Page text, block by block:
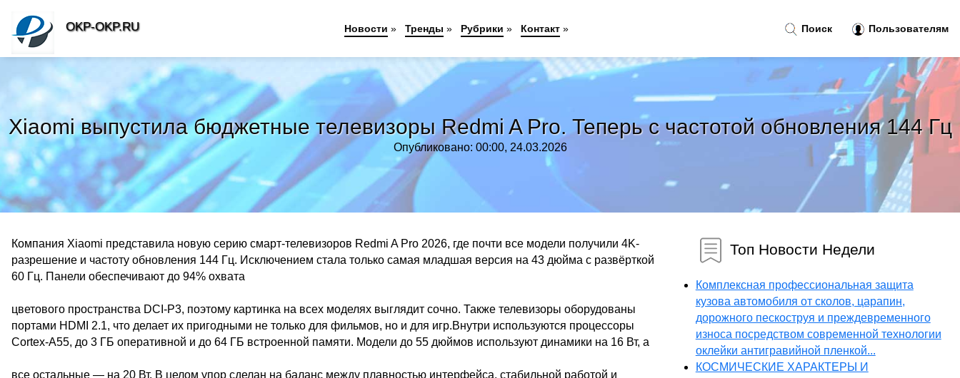
Xiaomi выпустила бюджетные телевизоры Redmi A Pro. Теперь с частотой обновления 144 Гц
Опубликовано: 00:00, 24.03.2026
Компания Xiaomi представила новую серию смарт-телевизоров Redmi A Pro 2026, где почти все модели получили 4K-
разрешение и частоту обновления 144 Гц. Исключением стала только самая младшая версия на 43 дюйма с развёрткой
60 Гц. Панели обеспечивают до 94% охвата
цветового пространства DCI-P3, поэтому картинка на всех моделях выглядит сочно. Также телевизоры оборудованы
портами HDMI 2.1, что делает их пригодными не только для фильмов, но и для игр.Внутри используются процессоры
Cortex-A55, до 3 ГБ оперативной и до 64 ГБ встроенной памяти. Модели до 55 дюймов используют динамики на 16 Вт, а
все остальные — на 20 Вт. В целом упор сделан на баланс между плавностью интерфейса, стабильной работой и
Топ Новости Недели
Комплексная профессиональная защита
кузова автомобиля от сколов, царапин,
дорожного пескоструя и преждевременного
износа посредством современной технологии
оклейки антигравийной пленкой...
КОСМИЧЕСКИЕ ХАРАКТЕРЫ И
Поиск Пользователям
OKP-OKP.RU Новости » Тренды » Рубрики » Контакт»